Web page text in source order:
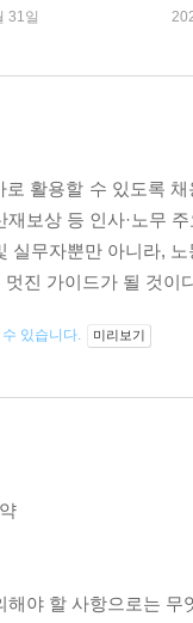
31일
활용할 수 있도록
보상 등 인사·노무
실무자뿐만 아니라,
진 가이드가 될 것이
있습니다. 미리보기
해야 할 사항으로는 무